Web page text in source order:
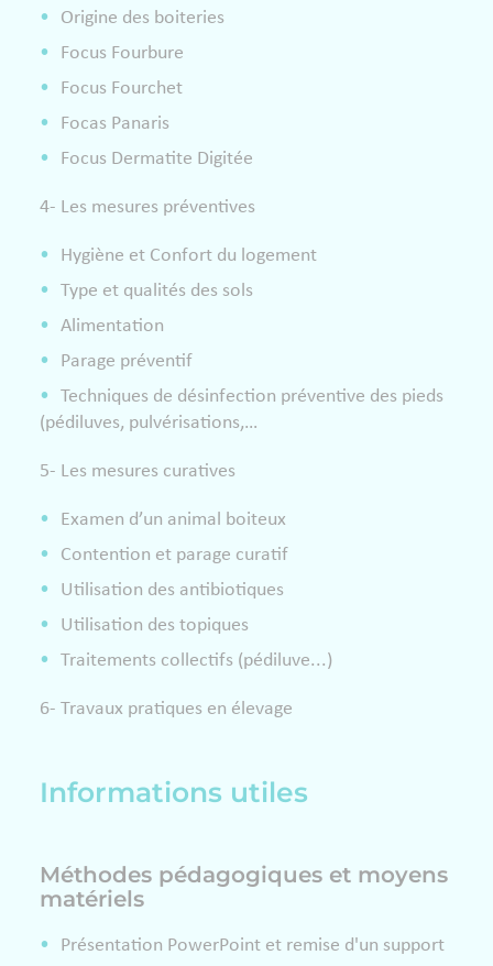
Origine des boiteries
Focus Fourbure
Focus Fourchet
Focas Panaris
Focus Dermatite Digitée
4- Les mesures préventives
Hygiène et Confort du logement
Type et qualités des sols
Alimentation
Parage préventif
Techniques de désinfection préventive des pieds
(pédiluves, pulvérisations,…
5- Les mesures curatives
Examen d’un animal boiteux
Contention et parage curatif
Utilisation des antibiotiques
Utilisation des topiques
Traitements collectifs (pédiluve...)
6- Travaux pratiques en élevage
Informations utiles
Méthodes pédagogiques et moyens
matériels
Présentation PowerPoint et remise d'un support